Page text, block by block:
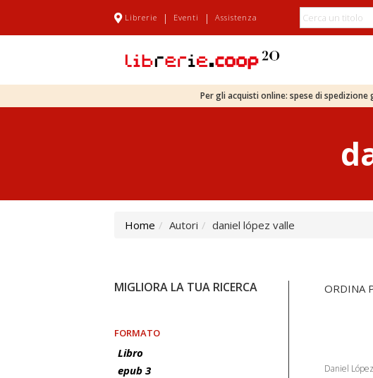
Librerie | Eventi | Assistenza
Per gli acquisti online: spese di
Home Autori daniel lópez valle
MIGLIORA LA TUA RICERCA
FORMATO
Libro
epub 3
ORDINA
Daniel